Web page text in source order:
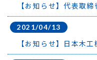
【お知らせ】代表取
2021/04/13
【お知らせ】日本木